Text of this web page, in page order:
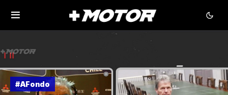
#AFondo